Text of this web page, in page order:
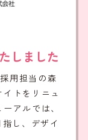
しました
用担当の森
トをリニュ
アルでは、
し、デザイ